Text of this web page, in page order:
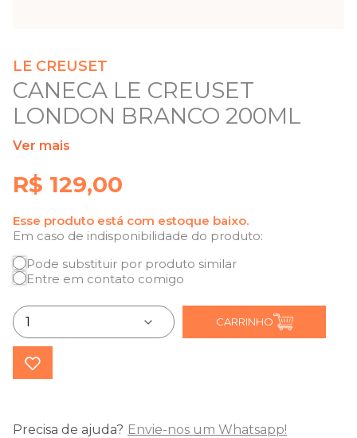
LE CREUSET
CANECA LE CREUSET
LONDON BRANCO 200ML
Ver mais
R$ 129,00
Esse produto está com estoque baixo.
Em caso de indisponibilidade do produto:
Pode substituir por produto similar
Entre em contato comigo
CARRINHO
Precisa de ajuda? Envie-nos um Whatsapp!